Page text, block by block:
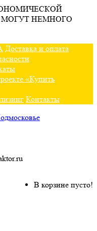
НЕМНОГО
Доставка и оплата
«Купить
Контакты
В корзине пусто!